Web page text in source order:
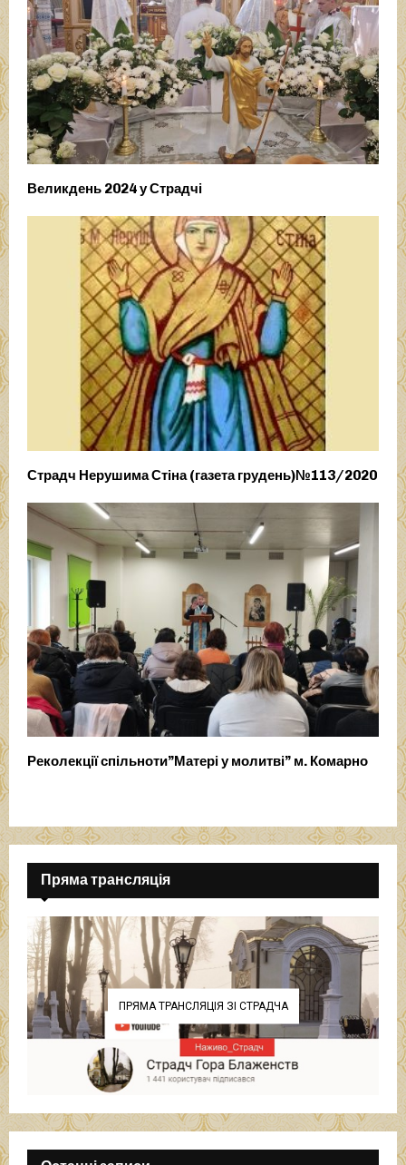
Великдень 2024 у Страдчі
Страдч Нерушима Стіна (газета грудень)№113/2020
Реколекції спільноти”Матері у молитві” м. Комарно
Пряма трансляція
ПРЯМА ТРАНСЛЯЦІЯ ЗІ СТРАДЧА